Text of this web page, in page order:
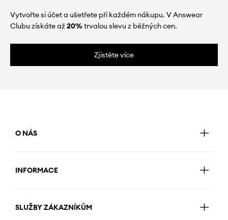
Vytvořte si účet a ušetřete při každém nákupu. V Answear
Clubu získáte až20%trvalou slevu z běžných cen.
Zjistěte více
O NÁS
INFORMACE
SLUŽBY ZÁKAZNÍKŮM